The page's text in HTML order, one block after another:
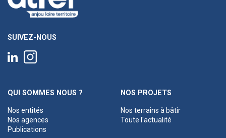
SUIVEZ-NOUS
QUI SOMMES NOUS ?
Nos entités
Nos agences
Publications
NOS PROJETS
Nos terrains à bâtir
Toute l'actualité